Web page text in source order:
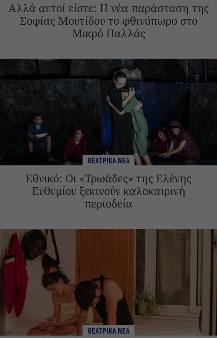
Αλλά αυτοί είστε: Η νέα παράσταση της
Σοφίας Μουτίδου το φθινόπωρο στο
Μικρό Παλλάς
ΘΕΑΤΡΙΚΑ ΝΕΑ
Εθνικό: Οι «Τρωάδες» της Ελένης
Ευθυμίου ξεκινούν καλοκαιρινή
περιοδεία
ΘΕΑΤΡΙΚΑ ΝΕΑ